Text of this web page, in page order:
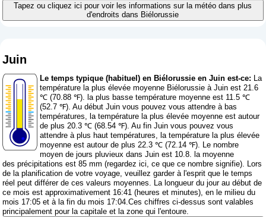
Tapez ou cliquez ici pour voir les informations sur la météo dans plus
d'endroits dans Biélorussie
Juin
Le temps typique (habituel) en Biélorussie en Juin est-ce: La
température la plus élevée moyenne Biélorussie à Juin est 21.6
℃ (70.88 ℉). la plus basse température moyenne est 11.5 ℃
(52.7 ℉). Au début Juin vous pouvez vous attendre à bas
températures, la température la plus élevée moyenne est autour
de plus 20.3 ℃ (68.54 ℉). Au fin Juin vous pouvez vous
attendre à plus haut températures, la température la plus élevée
moyenne est autour de plus 22.3 ℃ (72.14 ℉). Le nombre
moyen de jours pluvieux dans Juin est 10.8. la moyenne
des précipitations est 85 mm (regardez ici, ce que ce nombre signifie). Lors
de la planification de votre voyage, veuillez garder à l'esprit que le temps
réel peut différer de ces valeurs moyennes. La longueur du jour au début de
ce mois est approximativement 16:41 (heures et minutes), en le milieu du
mois 17:05 et à la fin du mois 17:04.Ces chiffres ci-dessus sont valables
principalement pour la capitale et la zone qui l'entoure.